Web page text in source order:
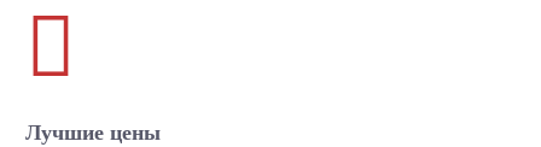

Лучшие цены